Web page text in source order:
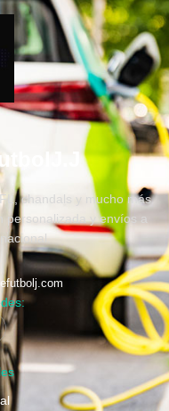
chandals y mucho más
personalizada y envíos a